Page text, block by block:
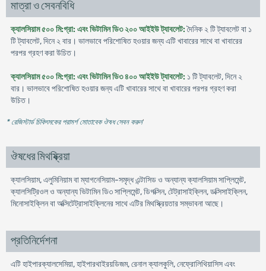
মাত্রা ও সেবনবিধি
ক্যালসিয়াম ৫০০ মি:গ্রা: এবং ভিটামিন ডি৩ ২০০ আইইউ ট্যাবলেট:দৈনিক ২ টি ট্যাবলেট বা ১
টি ট্যাবলেট, দিনে ২ বার। ভালভাবে পরিশোষিত হওয়ার জন্য এটি খাবারের সাথে বা খাবারের
পরপর গ্রহণ করা উচিত।
ক্যালসিয়াম ৫০০ মি:গ্রা: এবং ভিটামিন ডি৩ ৪০০ আইইউ ট্যাবলেট: ১ টি ট্যাবলেট, দিনে ২
বার। ভালভাবে পরিশোষিত হওয়ার জন্য এটি খাবারের সাথে বা খাবারের পরপর গ্রহণ করা
উচিত।
* রেজিস্টার্ড চিকিৎসকের পরামর্শ মোতাবেক ঔষধ সেবন করুন'
ঔষধের মিথষ্ক্রিয়া
ক্যালসিয়াম, এলুমিনিয়াম বা ম্যাগনেসিয়াম-সমৃদ্ধ এন্টাসিড ও অন্যান্য ক্যালসিয়াম সাপ্লিমেন্ট,
ক্যালসিট্রিওল ও অন্যান্য ভিটামিন ডি৩ সাপ্লিমেন্ট, ডিগক্সিন, টেট্রাসাইক্লিন, ডক্সিসাইক্লিন,
মিনোসাইক্লিন বা অক্সিটেট্রাসাইক্লিনের সাথে এটির মিথস্ক্রিয়তার সম্ভাবনা আছে।
প্রতিনির্দেশনা
এটি হাইপারক্যালসেমিয়া, হাইপারথাইরয়ডিজম, রেনাল ক্যালকুলি, নেফ্রোলিথিয়াসিস এবং